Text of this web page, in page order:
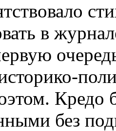
в
Кредо
без